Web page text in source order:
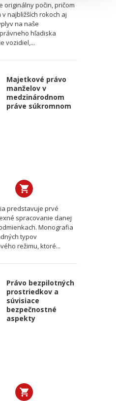
originálny počin, pričom
najbližších rokoch aj
na naše
hľadiska
vozidiel,...
Majetkové právo
manželov v
medzinárodnom
práve súkromnom
predstavuje prvé
spracovanie danej
Monografia
typov
režimu, ktoré...
Právo bezpilotných
prostriedkov a
súvisiace
bezpečnostné
aspekty